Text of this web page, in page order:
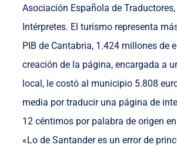
Asociación Española de Traductores,
Intérpretes. El turismo representa
PIB de Cantabria, 1.424 millones de
creación de la página, encargada a
local, le costó al municipio 5.808
media por traducir una página de
12 céntimos por palabra de origen
«Lo de Santander es un error de